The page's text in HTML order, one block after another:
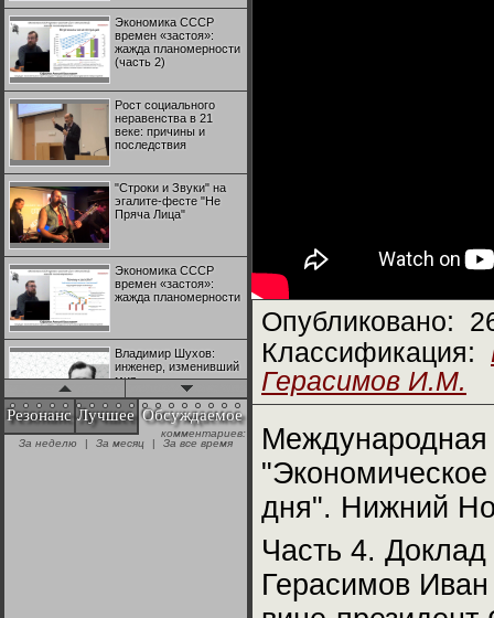
Экономика СССР
времен «застоя»:
жажда планомерности
(часть 2)
Рост социального
неравенства в 21
веке: причины и
последствия
"Строки и Звуки" на
эгалите-фесте "Не
Пряча Лица"
Экономика СССР
времен «застоя»:
жажда планомерности
Владимир Шухов:
инженер, изменивший
мир
"Аркадий Коц" на
эгалите-фесте "Не
Резонанс Лучшее Обсуждаемое
комментариев:
За неделю
| За месяц | За все время
Опубликовано:
Классификация:
Герасимов И.М.
Международная
дня". Нижний
Часть 4.
Герасимов